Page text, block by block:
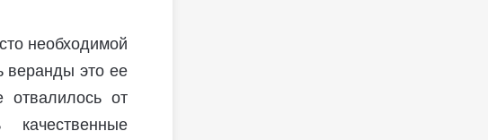
необходимой
веранды это ее
от